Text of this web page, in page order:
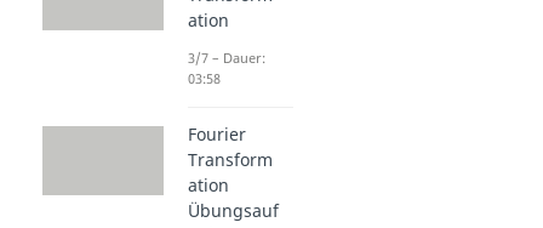
ation
3/7 – Dauer:
03:58
Fourier
Transform
ation
Übungsauf